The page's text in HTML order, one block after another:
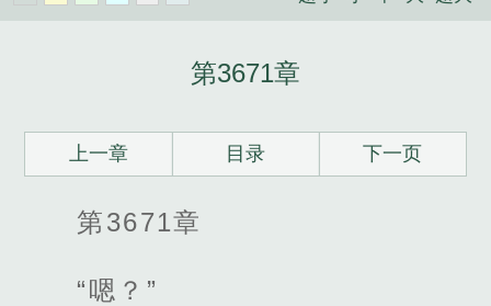
第3671章
上一章 目录 下一页
第3671章
“嗯？”